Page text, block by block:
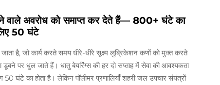
वाले अवरोध को समाप्त कर देते हैं— 800+ घंटे का
50 घंटे
है, जो कार्य करते समय धीरे-धीरे सूक्ष्म लुब्रिकेशन कणों को मुक्त करते
डूबने पर धुल जाते हैं। धातु बेयरिंग्स की हर दो सप्ताह में सेवा की आवश्यकता
घंटे का होता है। लेकिन पॉलीमर प्रणालियाँ शहरी जल उपचार संयंत्रों